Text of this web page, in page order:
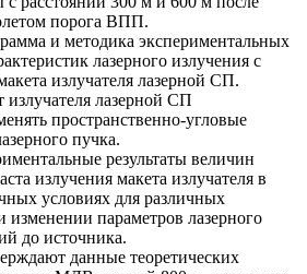
порога ВПП.
и методика экспериментальных
лазерного излучения с
излучателя лазерной СП.
излучателя лазерной СП
пространственно-угловые
пучка.
результаты величин
излучения макета излучателя в
условиях для различных
изменении параметров лазерного
до источника.
данные теоретических